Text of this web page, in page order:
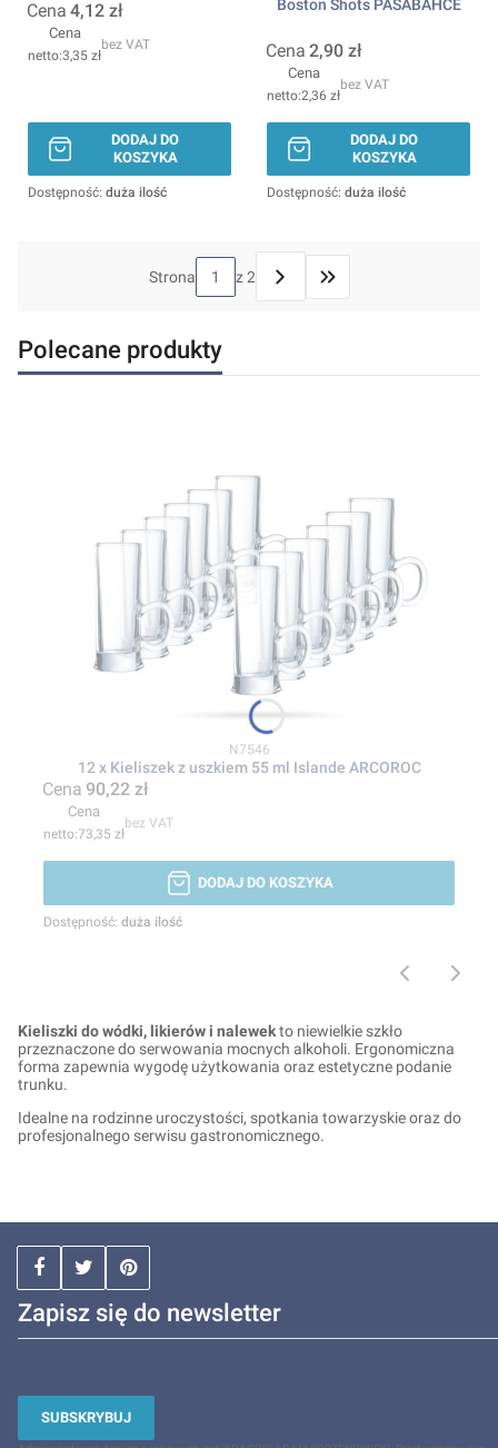
Cena 4,12 zł
Cena
3,35 zł
bez VAT
DODAJ DO
KOSZYKA
Dostępność: duża ilość
Boston Shots PASABAHCE
Cena 2,90 zł
Cena
2,36 zł
bez VAT
DODAJ DO
KOSZYKA
Dostępność: duża ilość
Strona z 2 Przejdź do ostatniej
Polecane produkty
Kod produktu
N7546
12 x Kieliszek z uszkiem 55 ml Islande ARCOROC
Cena 90,22 zł
Cena
73,35 zł
bez VAT
DODAJ DO KOSZYKA
Dostępność: duża ilość
Kieliszki do wódki, likierów i nalewekto niewielkie szkło
przeznaczone do serwowania mocnych alkoholi. Ergonomiczna
forma zapewnia wygodę użytkowania oraz estetyczne podanie
trunku.
Idealne na rodzinne uroczystości, spotkania towarzyskie oraz do
profesjonalnego serwisu gastronomicznego.
Zapisz się do newsletter
SUBSKRYBUJ